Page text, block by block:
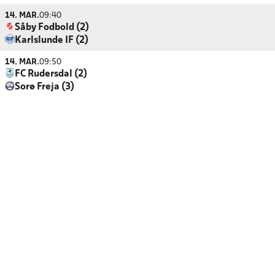
14. MAR.09:40
Såby Fodbold (2)
Karlslunde IF (2)
14. MAR.09:50
FC Rudersdal (2)
Sorø Freja (3)